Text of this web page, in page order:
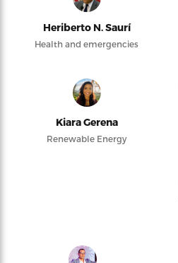
Heriberto N. Saurí
Health and emergencies
Kiara Gerena
Renewable Energy